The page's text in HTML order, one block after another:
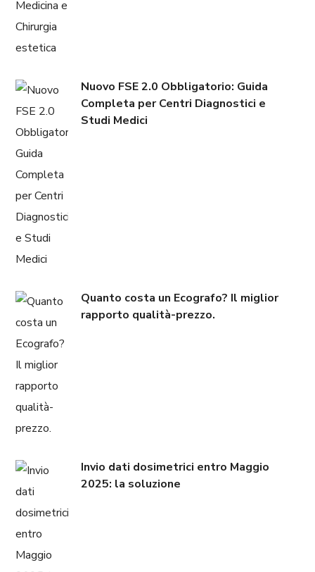
Nuovo FSE 2.0 Obbligatorio: Guida
Completa per Centri Diagnostici e
Studi Medici
Quanto costa un Ecografo? Il miglior
rapporto qualità-prezzo.
Invio dati dosimetrici entro Maggio
2025: la soluzione